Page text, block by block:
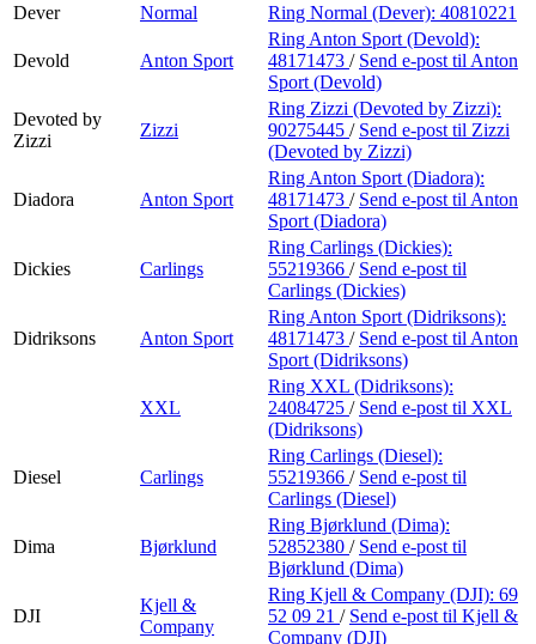
Dever
Normal Ring Normal (Dever): 40810221
Devold Anton Sport
Ring Anton Sport (Devold):
48171473 / Send e-post til Anton
Sport (Devold)
Devoted by
Zizzi
Zizzi
Ring Zizzi (Devoted by Zizzi):
90275445 / Send e-post til Zizzi
(Devoted by Zizzi)
Diadora Anton Sport
Ring Anton Sport (Diadora):
48171473 / Send e-post til Anton
Sport (Diadora)
Dickies Carlings
Ring Carlings (Dickies):
55219366 / Send e-post til
Carlings (Dickies)
Didriksons Anton Sport
Ring Anton Sport (Didriksons):
48171473 / Send e-post til Anton
Sport (Didriksons)
XXL
Ring XXL (Didriksons):
24084725 / Send e-post til XXL
(Didriksons)
Diesel Carlings
Ring Carlings (Diesel):
55219366 / Send e-post til
Carlings (Diesel)
Dima Bjørklund
Ring Bjørklund (Dima):
52852380 / Send e-post til
Bjørklund (Dima)
DJI
Kjell &
Company
Ring Kjell & Company (DJI): 69
52 09 21 / Send e-post til Kjell &
Company (DJI)